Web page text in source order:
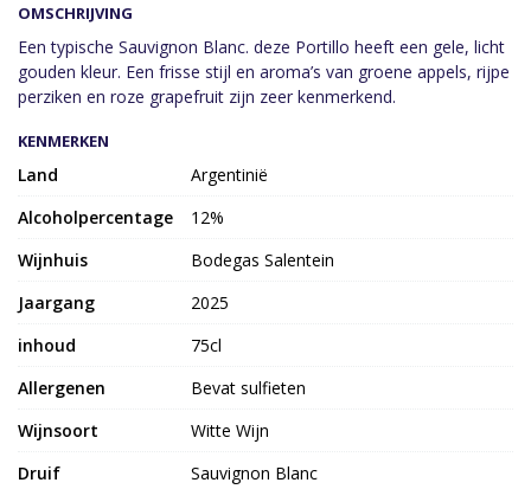
OMSCHRIJVING
Een typische Sauvignon Blanc. deze Portillo heeft een gele, licht
gouden kleur. Een frisse stijl en aroma’s van groene appels, rijpe
perziken en roze grapefruit zijn zeer kenmerkend.
KENMERKEN
Land
Argentinië
Alcoholpercentage
12%
Wijnhuis
Bodegas Salentein
Jaargang
2025
inhoud
75cl
Allergenen
Bevat sulfieten
Wijnsoort
Witte Wijn
Druif
Sauvignon Blanc